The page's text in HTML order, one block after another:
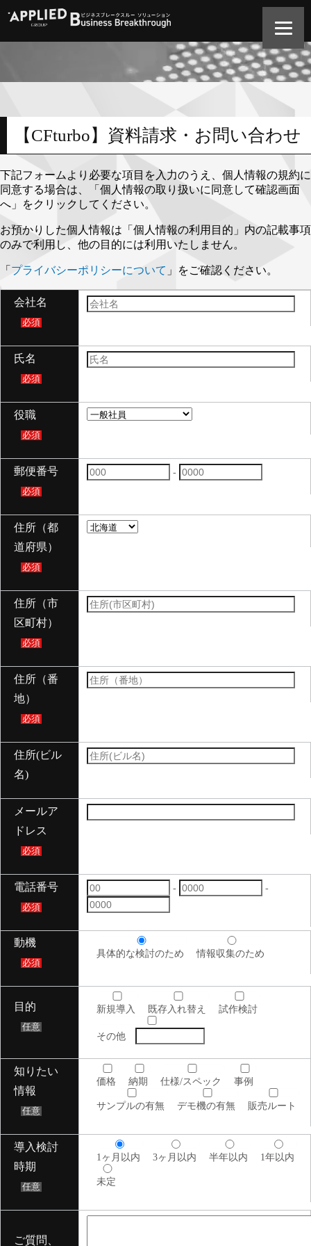
【CFturbo】資料請求・お問い合わせ
下記フォームより必要な項目を入力のうえ、個人情報の規約に
同意する場合は、「個人情報の取り扱いに同意して確認画面
へ」をクリックしてください。
お預かりした個人情報は「個人情報の利用目的」内の記載事項
のみで利用し、他の目的には利用いたしません。
「 プライバシーポリシーについて 」をご確認ください。
会社名
必須
氏名
必須
役職
必須
郵便番号
必須
-
住所（都
道府県）
必須
住所（市
区町村）
必須
住所（番
地）
必須
住所(ビル
名)
メールア
ドレス
必須
電話番号
必須
- -
動機
必須
具体的な検討のため 情報収集のため
目的
任意
新規導入 既存入れ替え 試作検討
その他
知りたい
情報
任意
価格 納期 仕様/スペック 事例
サンプルの有無 デモ機の有無 販売ルート
導入検討
時期
任意
1ヶ月以内 3ヶ月以内 半年以内 1年以内
未定
ご質問、